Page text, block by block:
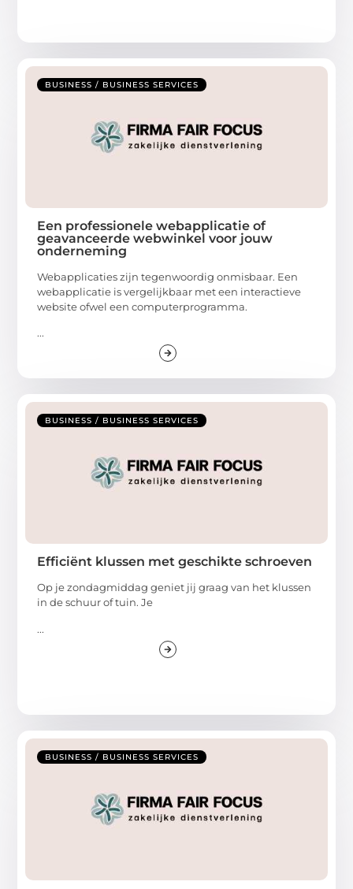
BUSINESS / BUSINESS SERVICES
Een professionele webapplicatie of
geavanceerde webwinkel voor jouw
onderneming
Webapplicaties zijn tegenwoordig onmisbaar. Een
webapplicatie is vergelijkbaar met een interactieve
website ofwel een computerprogramma.
...
BUSINESS / BUSINESS SERVICES
Efficiënt klussen met geschikte schroeven
Op je zondagmiddag geniet jij graag van het klussen
in de schuur of tuin. Je
...
BUSINESS / BUSINESS SERVICES